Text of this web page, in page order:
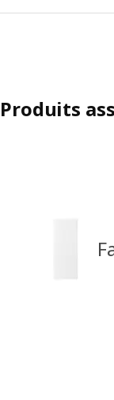
Produits